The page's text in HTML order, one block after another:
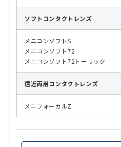
ソフト コンタクトレンズ
メニコンソフトS
メニコンソフト72
メニコンソフト72トーリック
遠近両用コンタクトレンズ
メニフォーカルZ